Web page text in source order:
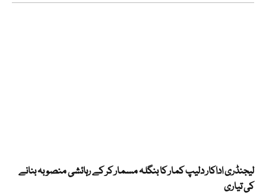
لیجنڈری اداکار دلیپ کمار کا بنگلہ مسمار کر کے رہائشی منصوبہ بنانے
کی تیاری